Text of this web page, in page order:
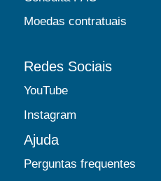
Moedas contratuais
Redes Sociais
YouTube
Instagram
Ajuda
Perguntas frequentes